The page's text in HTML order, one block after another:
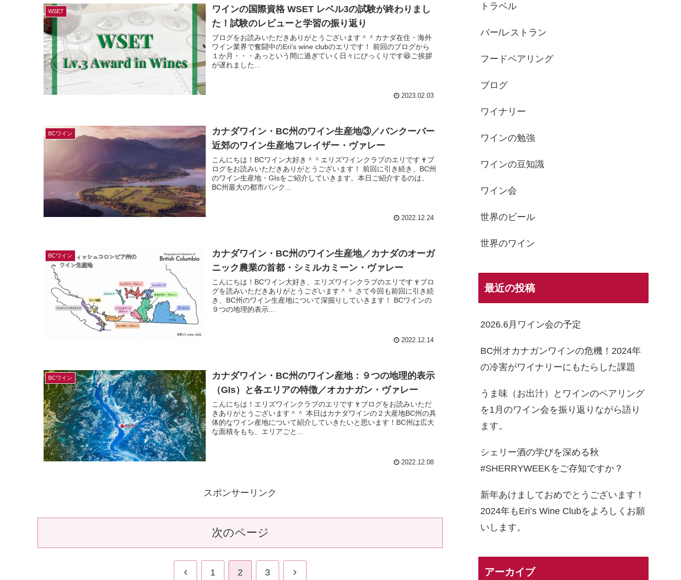
WSET
ワインの国際資格 WSET レベル3の試験が終わりまし
た！試験のレビューと学習の振り返り
ブログをお読みいただきありがとうございます＾＾カナダ在住・海外
ワイン業界で奮闘中のEri's wine clubのエリです！ 前回のブログから
１か月・・・あっという間に過ぎていく日々にびっくりです😆ご挨拶
が遅れました...
2023.02.03
BCワイン
カナダワイン・BC州のワイン生産地③／バンクーバー
近郊のワイン生産地フレイザー・ヴァレー
こんにちは！BCワイン大好き＾＾エリズワインクラブのエリです🍷ブ
ログをお読みいただきありがとうございます！ 前回に引き続き、BC州
のワイン生産地・GIsをご紹介していきます。本日ご紹介するのは、
BC州最大の都市バンク...
2022.12.24
BCワイン
カナダワイン・BC州のワイン生産地／カナダのオーガ
ニック農業の首都・シミルカミーン・ヴァレー
こんにちは！BCワイン大好き、エリズワインクラブのエリです🍷ブロ
グを読みいただきありがとうございます＾＾ さて今回も前回に引き続
き、BC州のワイン生産地について深掘りしていきます！ BCワインの
９つの地理的表示...
2022.12.14
BCワイン
カナダワイン・BC州のワイン産地：９つの地理的表示
（GIs）と各エリアの特徴／オカナガン・ヴァレー
こんにちは！エリズワインクラブのエリです🍷ブログをお読みいただ
きありがとうございます＾＾ 本日はカナダワインの２大産地BC州の具
体的なワイン産地について紹介していきたいと思います！BC州は広大
な面積をもち、エリアごと...
2022.12.08
スポンサーリンク
次のページ
1 2 3
トラベル
バー/レストラン
フードペアリング
ブログ
ワイナリー
ワインの勉強
ワインの豆知識
ワイン会
世界のビール
世界のワイン
最近の投稿
2026.6月ワイン会の予定
BC州オカナガンワインの危機！2024年
の冷害がワイナリーにもたらした課題
うま味（お出汁）とワインのペアリング
を1月のワイン会を振り返りながら語り
ます。
シェリー酒の学びを深める秋
#SHERRYWEEKをご存知ですか？
新年あけましておめでとうございます！
2024年もEri’s Wine Clubをよろしくお願
いします。
アーカイブ